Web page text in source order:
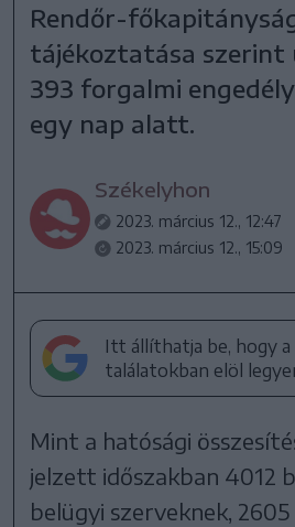
Rendőr-
tájékoztatása szerint
393 forgalmi
egy nap alatt.
Székelyhon
2023. március 12., 12:47
2023. március 12., 15:09
Itt állíthatja be, hogy a
találatokban elöl
Mint a hatósági
jelzett időszakban 4012
belügyi szerveknek,